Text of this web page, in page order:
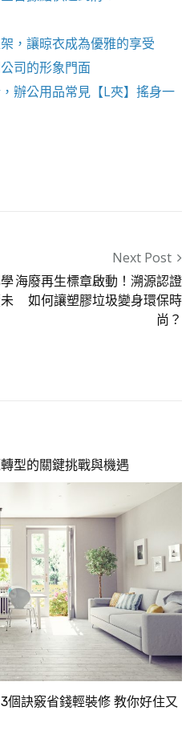
，讓晾衣成為優雅的享受
司的形象門面
辦公用品常見【L夾】搖身一
Next Post
海廢再生標章啟動！溯源認證
如何讓塑膠垃圾變身環保時
尚？
型的關鍵挑戰與機遇
個訣竅省錢輕裝修 教你好住又